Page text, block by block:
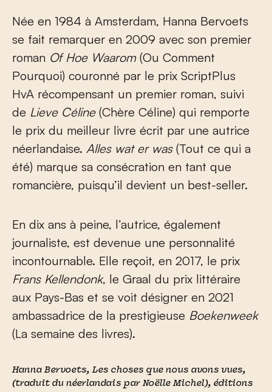
Née en 1984 à Amsterdam, Hanna Bervoets
se fait remarquer en 2009 avec son premier
roman Of Hoe Waarom(Ou Comment
Pourquoi) couronné par le prix ScriptPlus
HvA récompensant un premier roman, suivi
de Lieve Céline(Chère Céline) qui remporte
le prix du meilleur livre écrit par une autrice
néerlandaise. Alles wat er was (Tout ce qui a
été) marque sa consécration en tant que
romancière, puisqu’il devient un best-seller.
En dix ans à peine, l’autrice, également
journaliste, est devenue une personnalité
incontournable. Elle reçoit, en 2017, le prix
Frans Kellendonk, le Graal du prix littéraire
aux Pays-Bas et se voit désigner en 2021
ambassadrice de la prestigieuse Boekenweek
(La semaine des livres).
Hanna Bervoets,Les choses que nous avons vues,
(traduit du néerlandais par Noëlle Michel), éditions